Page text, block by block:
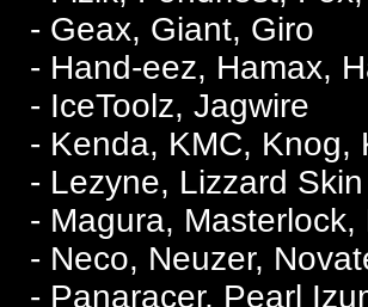
- Geax, Giant, Giro
- Hand-eez, Hamax,
- IceToolz, Jagwire
- Kenda, KMC, Knog,
- Lezyne, Lizzard Skin
- Magura,
- Neco, Neuzer,
- Panaracer, Pearl